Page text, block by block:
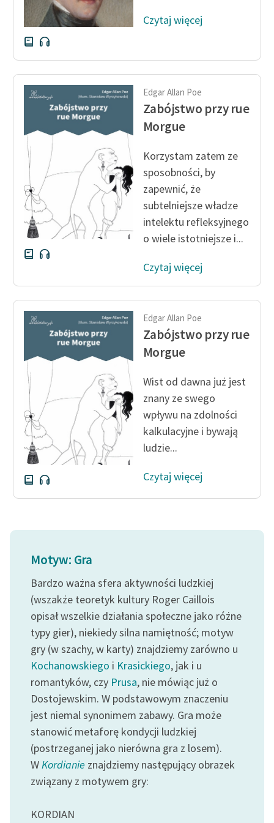
Czytaj więcej
Edgar Allan Poe
Zabójstwo przy rue
Morgue
Korzystam zatem ze
sposobności, by
zapewnić, że
subtelniejsze władze
intelektu refleksyjnego
o wiele istotniejsze i...
Czytaj więcej
Edgar Allan Poe
Zabójstwo przy rue
Morgue
Wist od dawna już jest
znany ze swego
wpływu na zdolności
kalkulacyjne i bywają
ludzie...
Czytaj więcej
Motyw: Gra
Bardzo ważna sfera aktywności ludzkiej
(wszakże teoretyk kultury Roger Caillois
opisał wszelkie działania społeczne jako różne
typy gier), niekiedy silna namiętność; motyw
gry (w szachy, w karty) znajdziemy zarówno u
Kochanowskiego i Krasickiego, jak i u
romantyków, czy Prusa, nie mówiąc już o
Dostojewskim. W podstawowym znaczeniu
jest niemal synonimem zabawy. Gra może
stanowić metaforę kondycji ludzkiej
(postrzeganej jako nierówna gra z losem).
WKordianie znajdziemy następujący obrazek
związany z motywem gry:
KORDIAN